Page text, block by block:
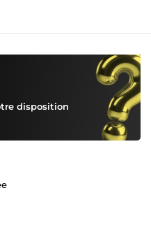
disposition